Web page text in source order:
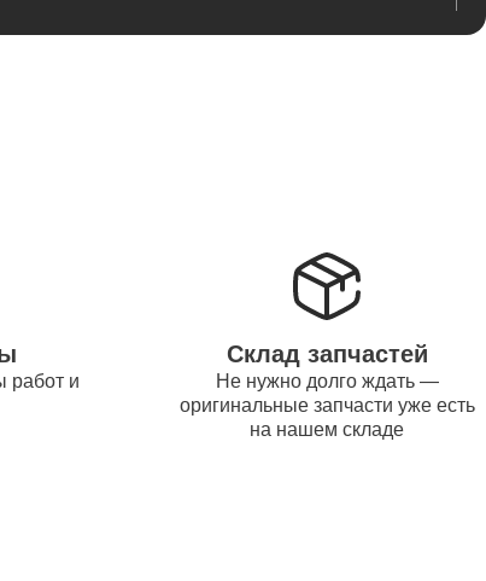
работ и
Склад запчастей
Не нужно долго ждать —
оригинальные запчасти уже есть
на нашем складе